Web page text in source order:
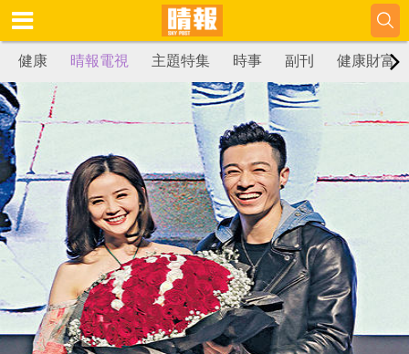
健康 晴報電視 主題特集 時事 副刊 健康財富